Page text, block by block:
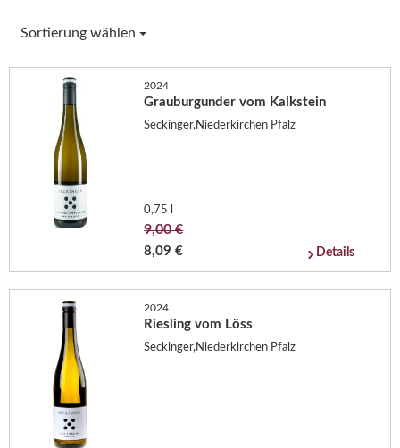
Sortierung wählen
2024
Grauburgunder vom Kalkstein
Seckinger,Niederkirchen Pfalz
0,75 l
9,00 €
8,09 € Details
2024
Riesling vom Löss
Seckinger,Niederkirchen Pfalz